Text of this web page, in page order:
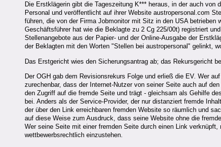
Die Erstklägerin gibt die Tageszeitung K*** heraus, in der auch
Personal und veröffentlicht auf ihrer Website austropersonal.com
führen, die von der Firma Jobmonitor mit Sitz in den USA
Geschäftsführer hat wie die Beklagte zu 2 Cg 225/00t) registriert
Stellenangebote aus der Papier- und der Online-Ausgabe der
der Beklagten mit den Worten "Stellen bei austropersonal" gelinkt,
Das Erstgericht wies den Sicherungsantrag ab; das Rekursgericht
Der OGH gab dem Revisionsrekurs Folge und erließ die EV. Wer
zurechenbar, dass der Internet-Nutzer von seiner Seite auch auf
den Zugriff auf die fremde Seite und trägt - gleichsam als Gehilfe
bei. Anders als der Service-Provider, der nur distanziert fremde
der über den Link erreichbaren fremden Website so räumlich und
auf diese Weise zum Ausdruck, dass seine Website ohne die
Wer seine Seite mit einer fremden Seite durch einen Link
wettbewerbsrechtlich einzustehen.